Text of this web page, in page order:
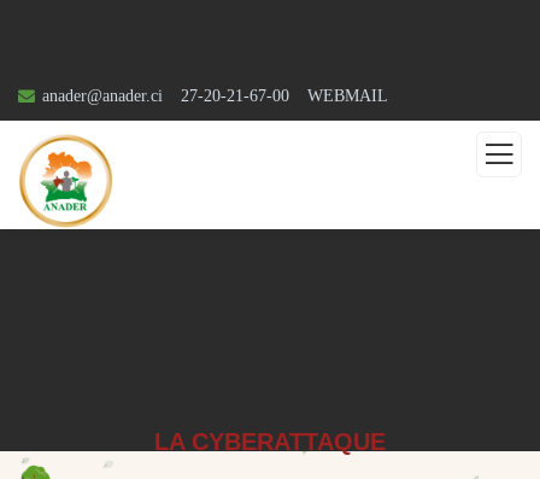
anader@anader.ci 27-20-21-67-00 WEBMAIL
LA CYBERATTAQUE